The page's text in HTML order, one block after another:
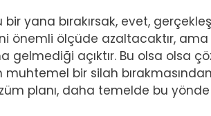
yana bırakırsak, evet,
önemli ölçüde azaltacaktır,
gelmediği açıktır. Bu olsa olsa
muhtemel bir silah
planı, daha temelde bu yönde